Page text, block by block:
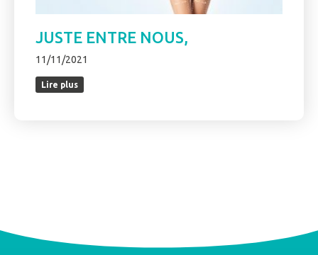
JUSTE ENTRE NOUS,
11/11/2021
Lire plus